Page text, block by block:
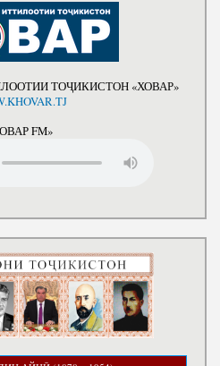
ТОҶИКИСТОН «ХОВАР»
FM»